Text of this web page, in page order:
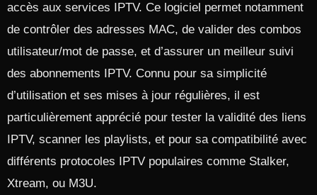
accès aux services IPTV. Ce logiciel permet notamment
de contrôler des adresses MAC, de valider des combos
utilisateur/mot de passe, et d’assurer un meilleur suivi
des abonnements IPTV. Connu pour sa simplicité
d’utilisation et ses mises à jour régulières, il est
particulièrement apprécié pour tester la validité des liens
IPTV, scanner les playlists, et pour sa compatibilité avec
différents protocoles IPTV populaires comme Stalker,
Xtream, ou M3U.